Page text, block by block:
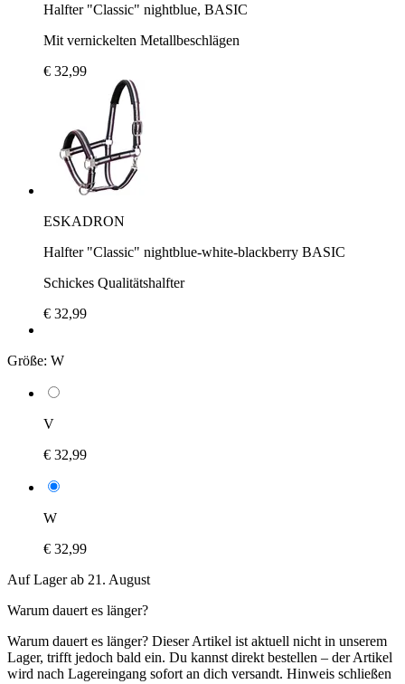
Halfter "Classic" nightblue, BASIC
Mit vernickelten Metallbeschlägen
€ 32,99
ESKADRON
Halfter "Classic" nightblue-white-blackberry BASIC
Schickes Qualitätshalfter
€ 32,99
Größe: W
V
€ 32,99
W
€ 32,99
Auf Lager ab 21. August
Warum dauert es länger?
Warum dauert es länger? Dieser Artikel ist aktuell nicht in unserem
Lager, trifft jedoch bald ein. Du kannst direkt bestellen – der Artikel
wird nach Lagereingang sofort an dich versandt. Hinweis schließen